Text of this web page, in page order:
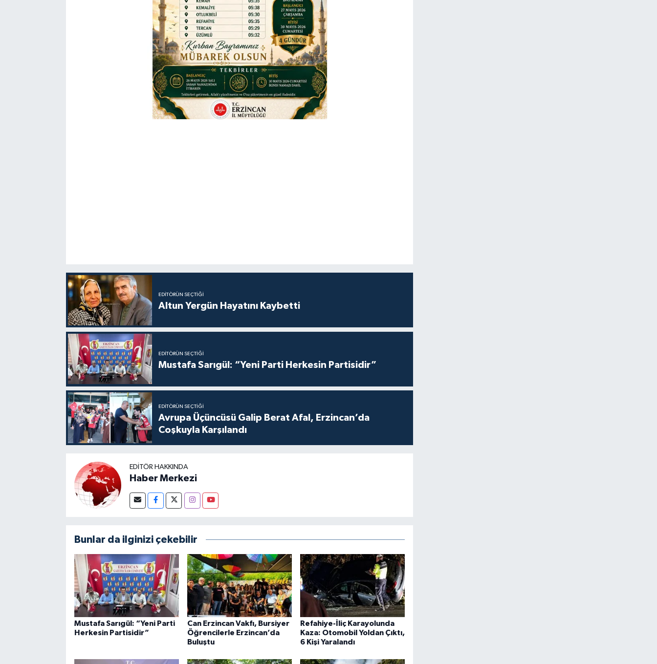
EDITÖRÜN SEÇTIĞI
Altun Yergün Hayatını Kaybetti
EDITÖRÜN SEÇTIĞI
Mustafa Sarıgül: “Yeni Parti Herkesin Partisidir”
EDITÖRÜN SEÇTIĞI
Avrupa Üçüncüsü Galip Berat Afal, Erzincan’da
Coşkuyla Karşılandı
EDITÖR HAKKINDA
Haber Merkezi
Bunlar da ilginizi çekebilir
Mustafa Sarıgül: “Yeni Parti
Herkesin Partisidir”
Can Erzincan Vakfı, Bursiyer
Öğrencilerle Erzincan’da
Buluştu
Refahiye-İliç Karayolunda
Kaza: Otomobil Yoldan Çıktı,
6 Kişi Yaralandı